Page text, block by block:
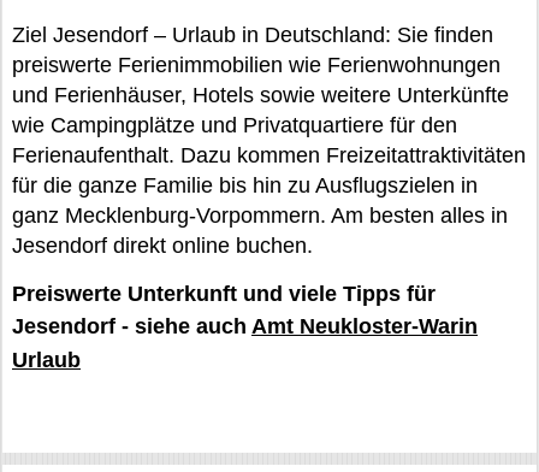
Ziel Jesendorf – Urlaub in Deutschland: Sie finden
preiswerte Ferienimmobilien wie Ferienwohnungen
und Ferienhäuser, Hotels sowie weitere Unterkünfte
wie Campingplätze und Privatquartiere für den
Ferienaufenthalt. Dazu kommen Freizeitattraktivitäten
für die ganze Familie bis hin zu Ausflugszielen in
ganz Mecklenburg-Vorpommern. Am besten alles in
Jesendorf direkt online buchen.
Preiswerte Unterkunft und viele Tipps für
Jesendorf - siehe auch Amt Neukloster-Warin
Urlaub